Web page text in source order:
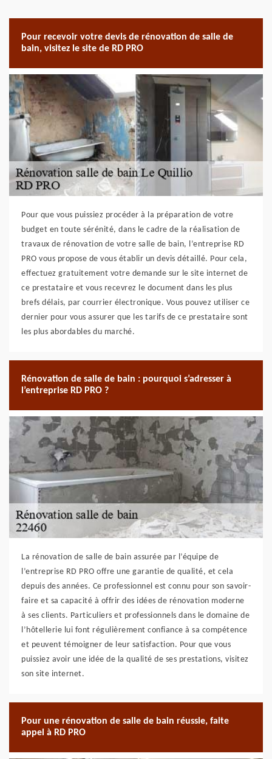
Pour recevoir votre devis de rénovation de salle de
bain, visitez le site de RD PRO
Pour que vous puissiez procéder à la préparation de votre
budget en toute sérénité, dans le cadre de la réalisation de
travaux de rénovation de votre salle de bain, l’entreprise RD
PRO vous propose de vous établir un devis détaillé. Pour cela,
effectuez gratuitement votre demande sur le site internet de
ce prestataire et vous recevrez le document dans les plus
brefs délais, par courrier électronique. Vous pouvez utiliser ce
dernier pour vous assurer que les tarifs de ce prestataire sont
les plus abordables du marché.
Rénovation de salle de bain : pourquoi s’adresser à
l’entreprise RD PRO ?
La rénovation de salle de bain assurée par l’équipe de
l’entreprise RD PRO offre une garantie de qualité, et cela
depuis des années. Ce professionnel est connu pour son savoir-
faire et sa capacité à offrir des idées de rénovation moderne
à ses clients. Particuliers et professionnels dans le domaine de
l’hôtellerie lui font régulièrement confiance à sa compétence
et peuvent témoigner de leur satisfaction. Pour que vous
puissiez avoir une idée de la qualité de ses prestations, visitez
son site internet.
Pour une rénovation de salle de bain réussie, faite
appel à RD PRO